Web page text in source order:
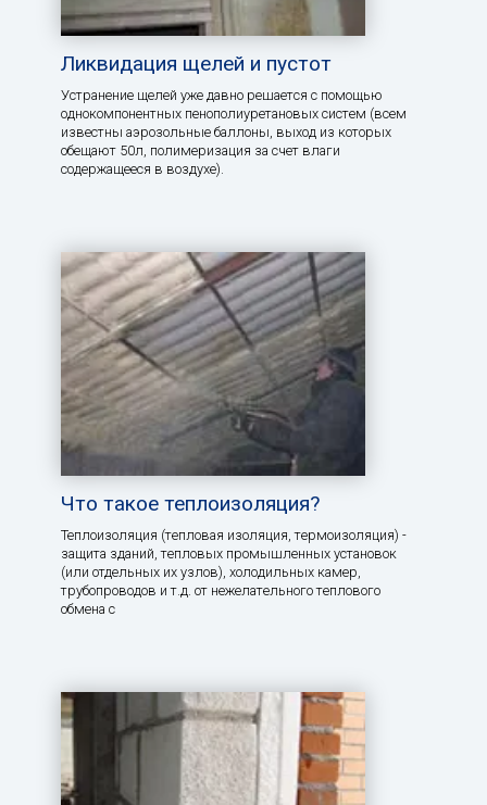
Ликвидация щелей и пустот
Устранение щелей уже давно решается с помощью
однокомпонентных пенополиуретановых систем (всем
известны аэрозольные баллоны, выход из которых
обещают 50л, полимеризация за счет влаги
содержащееся в воздухе).
Что такое теплоизоляция?
Теплоизоляция (тепловая изоляция, термоизоляция) -
защита зданий, тепловых промышленных установок
(или отдельных их узлов), холодильных камер,
трубопроводов и т.д. от нежелательного теплового
обмена с